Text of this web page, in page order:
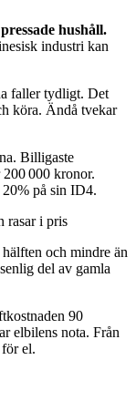
hushåll.
industri kan
faller tydligt. Det
köra. Ändå tvekar
Billigaste
000 kronor.
på sin ID4.
rasar i pris
och mindre än
del av gamla
90
elbilens nota. Från
el.